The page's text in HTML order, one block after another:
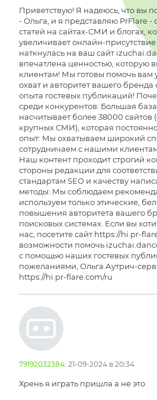
Приветствую! Я надеюсь, что вы
- Ольга, и я представляю PrFlare
статей на сайтах-СМИ и блогах,
увеличивает онлайн-
наткнулась на ваш сайт
впечатлена ценностью, которую
клиентам! Мы готовы помочь вам
охват и авторитет вашего
опыта гостевых публикаций!
среди конкурентов: Большая
насчитывает более 38000 сайтов
крупных СМИ), которая
опыт: Мы охватываем широкий
сотрудничаем с нашими
Наш контент проходит строгий
стороны редакции для
стандартам SEO и качеству
методы: Мы соблюдаем
используем только этические,
повышения авторитета вашего
поисковых системах. Если вы
нас, посетите сайт https://hi.pr-
возможности помочь
с помощью наших гостевых
пожеланиями, Ольга Аутрич-
https://hi.pr-flare.com/ru
79192032384: 21-09-2024 в 20:34
Хрень я играть пришла а не это